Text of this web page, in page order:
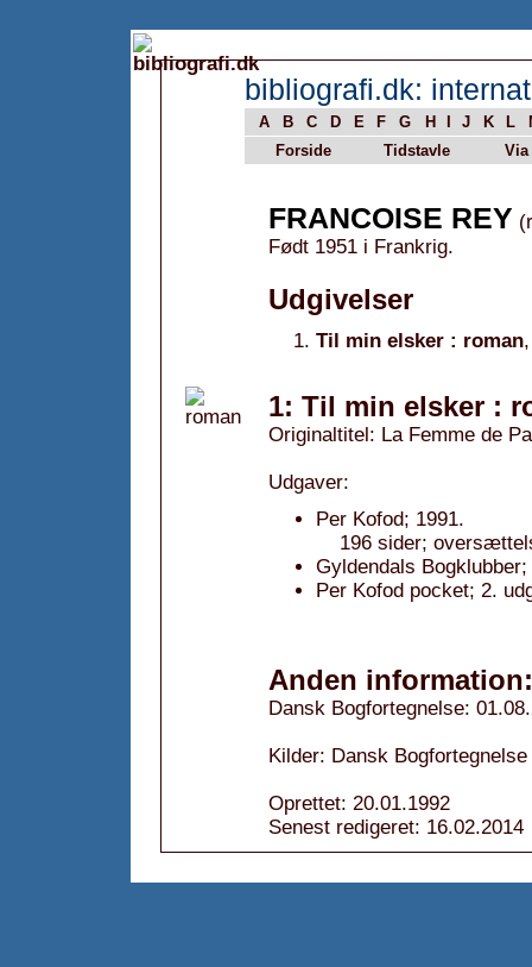
bibliografi.dk:
A B C D E F G H J K L
Forside
Tidstavle Via
FRANCOISE REY
Født 1951 i Frankrig.
Udgivelser
Til min elsker : roman
1: Til min elsker :
Originaltitel: La Femme de
Udgaver:
Per Kofod; 1991.
196 sider;
Gyldendals
Per Kofod pocket; 2.
Anden information:
Dansk Bogfortegnelse:
Kilder: Dansk
Oprettet: 20.01.1992
Senest redigeret: 16.02.2014